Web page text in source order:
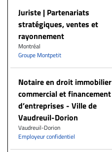
Juriste | Partenariats
stratégiques, ventes et
rayonnement
Montréal
Groupe Montpetit
Notaire en droit immobilier
commercial et financement
d’entreprises - Ville de
Vaudreuil-Dorion
Vaudreuil-Dorion
Employeur confidentiel